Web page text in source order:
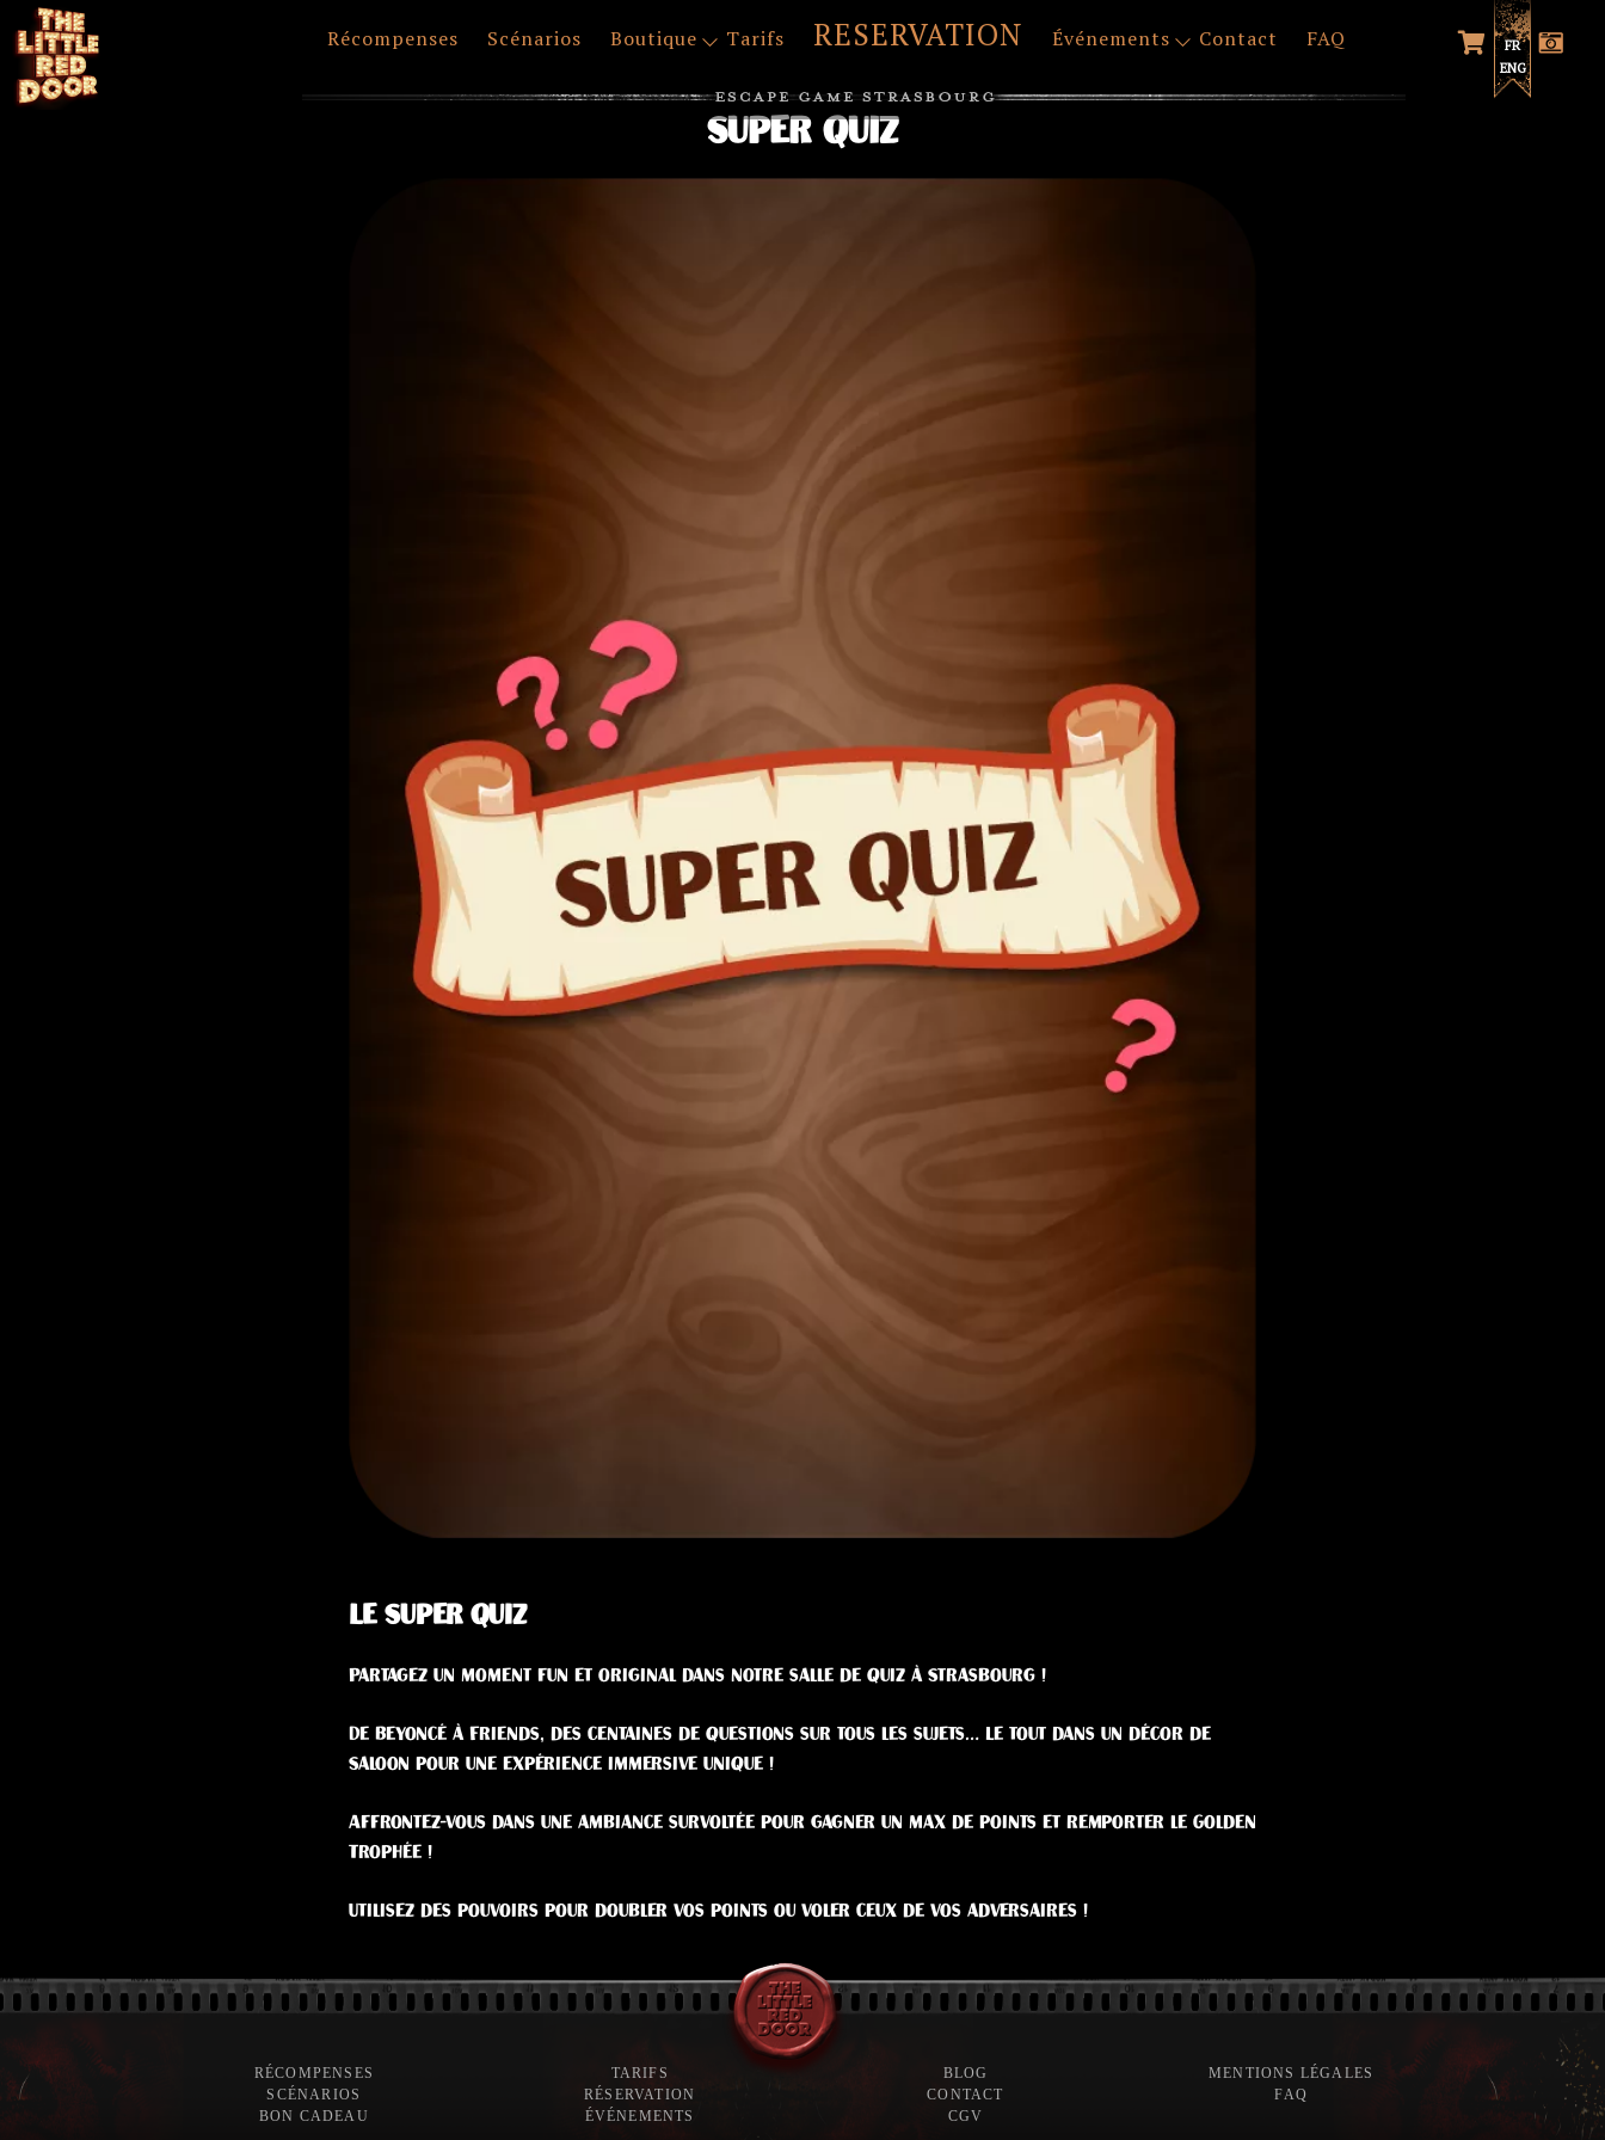
Récompenses Scénarios Boutique Tarifs RESERVATION Événements Contact FAQ
FR
ENG
Super Quiz
Le Super Quiz
Partagez un moment fun et original dans notre salle de quiz à Strasbourg !
De Beyoncé à Friends, des centaines de questions sur tous les sujets… Le tout dans un décor de
Saloon pour une expérience immersive unique !
Affrontez-vous dans une ambiance survoltée pour gagner un max de points et remporter le Golden
Trophée !
Utilisez des pouvoirs pour doubler vos points ou voler ceux de vos adversaires !
RÉCOMPENSES
SCÉNARIOS
BON CADEAU
TARIFS
RÉSERVATION
ÉVÉNEMENTS
BLOG
CONTACT
CGV
MENTIONS LÉGALES
FAQ